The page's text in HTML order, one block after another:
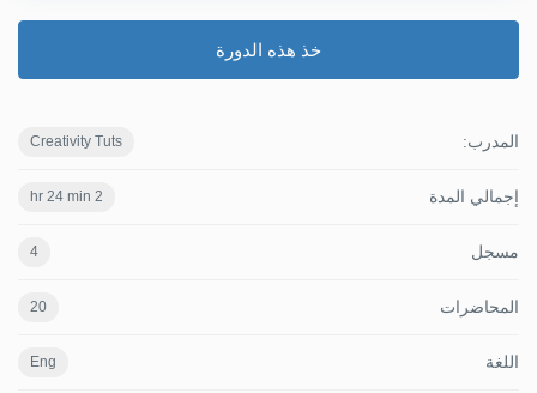
خذ هذه الدورة
المدرب: Creativity Tuts
إجمالي المدة 2 hr 24 min
مسجل 4
المحاضرات 20
اللغة Eng